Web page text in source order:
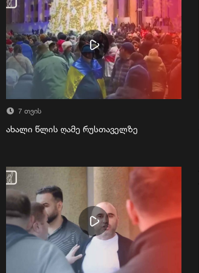
7 თვის
ახალი წლის ღამე რუსთაველზე